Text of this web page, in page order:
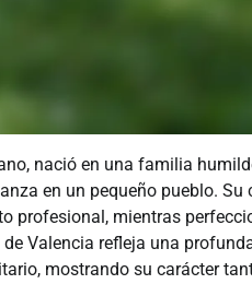
nació en una familia
en un pequeño pueblo.
profesional, mientras
Valencia refleja una
mostrando su carácter